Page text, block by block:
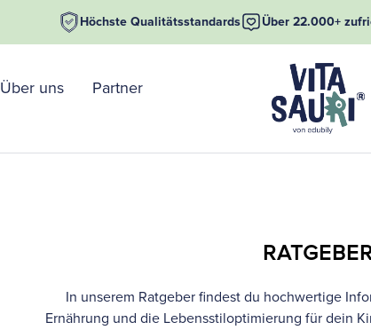
HöchsteQualitätsstandards Über 22.000+
Über uns
Partner
Vitasauri
GmbH
In unserem Ratgeber findest du hochwertige
Ernährung und die Lebensstiloptimierung für dein